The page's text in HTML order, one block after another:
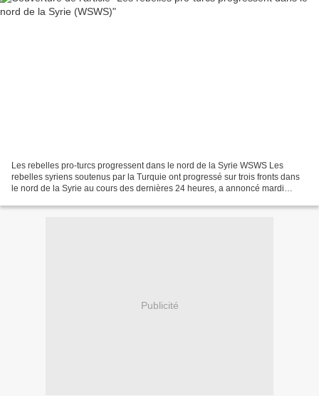
Les rebelles pro-turcs progressent dans le nord de la Syrie WSWS Les
rebelles syriens soutenus par la Turquie ont progressé sur trois fronts dans
le nord de la Syrie au cours des dernières 24 heures, a annoncé mardi
Publicité